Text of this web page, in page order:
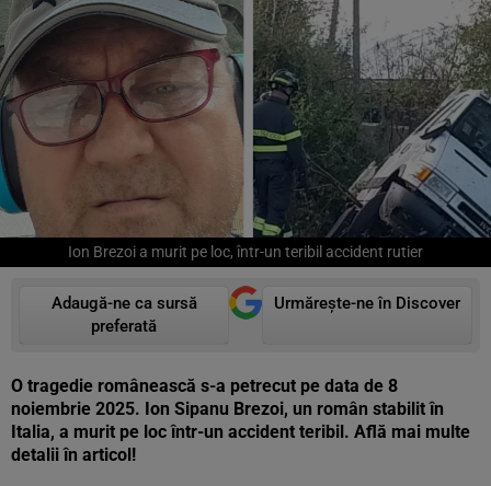
Ion Brezoi a murit pe loc, într-un teribil accident rutier
Adaugă-ne ca sursă
preferată
Urmărește-ne în Discover
O tragedie românească s-a petrecut pe data de 8
noiembrie 2025. Ion Sipanu Brezoi, un român stabilit în
Italia, a murit pe loc într-un accident teribil. Află mai multe
detalii în articol!